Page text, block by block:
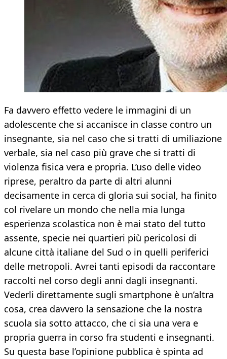
Fa davvero effetto vedere le immagini di un
adolescente che si accanisce in classe contro un
insegnante, sia nel caso che si tratti di umiliazione
verbale, sia nel caso più grave che si tratti di
violenza fisica vera e propria. L’uso delle video
riprese, peraltro da parte di altri alunni
decisamente in cerca di gloria sui social, ha finito
col rivelare un mondo che nella mia lunga
esperienza scolastica non è mai stato del tutto
assente, specie nei quartieri più pericolosi di
alcune città italiane del Sud o in quelli periferici
delle metropoli. Avrei tanti episodi da raccontare
raccolti nel corso degli anni dagli insegnanti.
Vederli direttamente sugli smartphone è un’altra
cosa, crea davvero la sensazione che la nostra
scuola sia sotto attacco, che ci sia una vera e
propria guerra in corso fra studenti e insegnanti.
Su questa base l’opinione pubblica è spinta ad